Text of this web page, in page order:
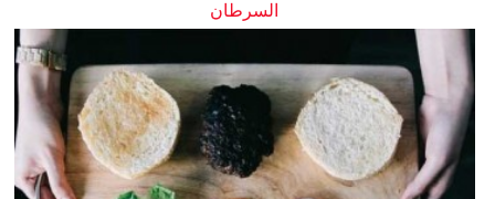
السرطان